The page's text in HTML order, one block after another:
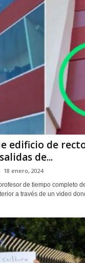
edificio de
de...
18 enero, 2024
de tiempo completo
a través de un video